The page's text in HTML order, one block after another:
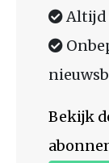
Altijd
Bekijk